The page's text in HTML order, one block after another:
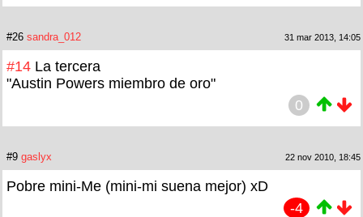
#26 sandra_012 31 mar 2013, 14:05
#14 La tercera
"Austin Powers miembro de oro"
0
#9 gaslyx 22 nov 2010, 18:45
Pobre mini-Me (mini-mi suena mejor) xD
-4